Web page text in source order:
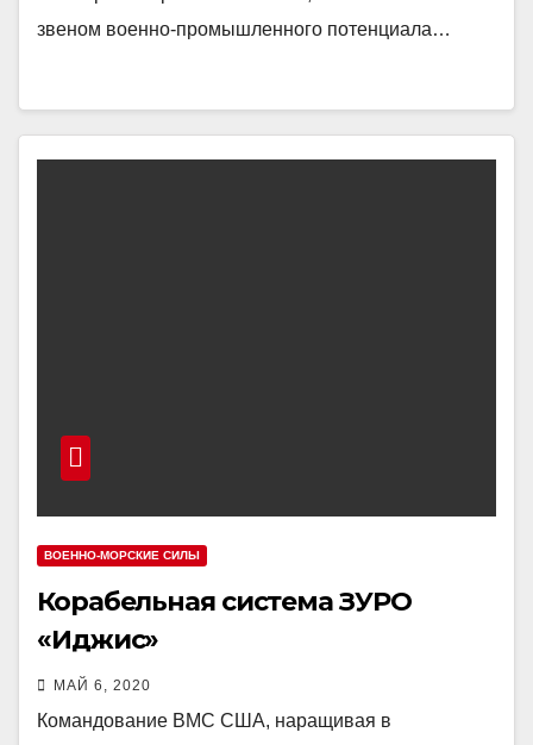
звеном военно-промышленного потенциала…
ВОЕННО-МОРСКИЕ СИЛЫ
Корабельная система ЗУРО
«Иджис»
МАЙ 6, 2020
Командование ВМС США, наращивая в